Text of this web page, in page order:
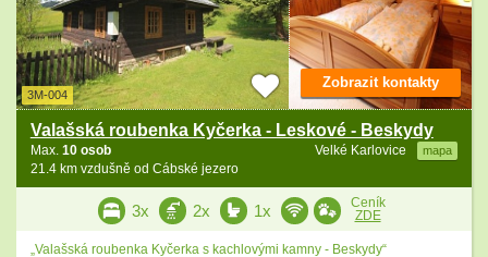
3M-004
Valašská roubenka Kyčerka - Leskové - Beskydy
Velké Karlovice mapa
Max. 10 osob
21.4 km vzdušně od Cábské jezero
Zobrazit kontakty
3x 2x 1x
Ceník
ZDE
„Valašská roubenka Kyčerka s kachlovými kamny - Beskydy“